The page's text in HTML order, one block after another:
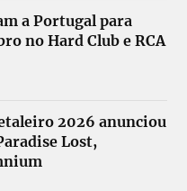
a Portugal para
no Hard Club e RCA
2026 anunciou
Lost,